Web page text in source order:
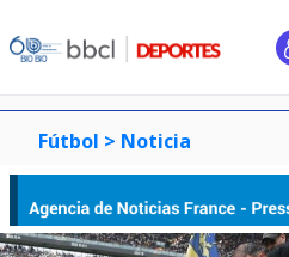
Fútbol > Noticia